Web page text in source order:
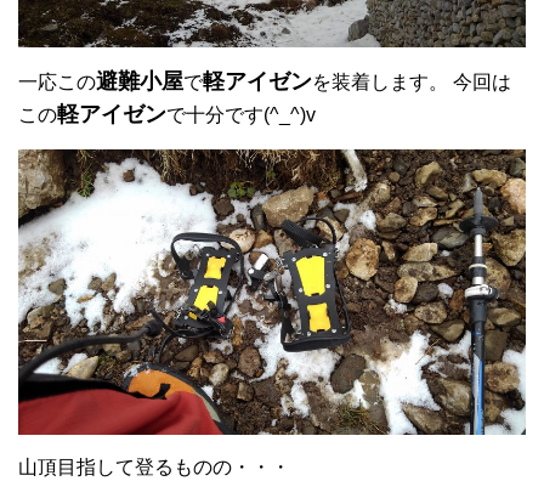
一応この避難小屋で軽アイゼンを装着します。 今回は
この軽アイゼンで十分です(^_^)v
山頂目指して登るものの・・・